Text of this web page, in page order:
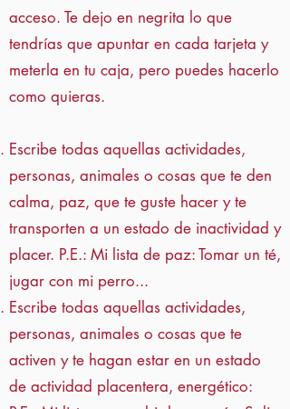
acceso. Te dejo en negrita lo que
tendrías que apuntar en cada tarjeta y
meterla en tu caja, pero puedes hacerlo
como quieras.
Escribe todas aquellas actividades,
personas, animales o cosas que te den
calma, paz, que te guste hacer y te
transporten a un estado de inactividad y
placer. P.E.: Mi lista de paz: Tomar un té,
jugar con mi perro...
Escribe todas aquellas actividades,
personas, animales o cosas que te
activen y te hagan estar en un estado
de actividad placentera, energético: